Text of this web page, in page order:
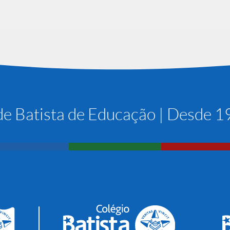
Batista de Educação | Desde